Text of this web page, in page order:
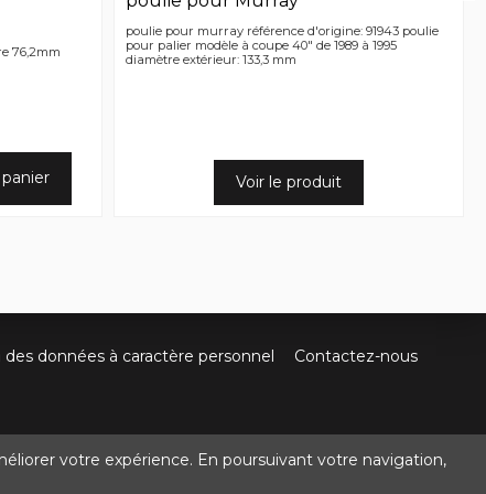
76,2mm
poulie pour murray référence d'origine: 91943 poulie
pour palier modèle à coupe 40" de 1989 à 1995
diamètre extérieur: 133,3 mm
Voir le produit
données à caractère personnel
Contactez-nous
votre expérience. En poursuivant votre navigation,